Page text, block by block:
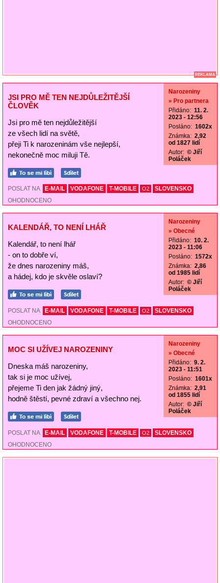
REKLAMA
JSI PRO MĚ TEN NEJDŮLEŽITĚJŠÍ
ČLOVĚK
Jsi pro mě ten nejdůležitější
ze všech lidí na světě,
přeji Ti k narozeninám vše nejlepší,
nekonečně moc miluji Tě.
Narozeniny
» Pro partnera
Přidáno: 11. 2.
2023 - 12:56
Posláno: 1602x
Známka: 2,92
od 1827 lidí
Autor: © Jiří
Poláček
POSLAT NA E-MAIL VODAFONE T-MOBILE O2
SLOVENSKO
OHODNOCENO
KALENDÁŘ, TO NENÍ LHÁŘ
Kalendář, to není lhář
- on to dobře ví,
že dnes narozeniny máš,
a hádej, kdo je skvěle oslaví?
Narozeniny
» Obecné
Přidáno: 10. 2.
2023 - 11:06
Posláno: 1572x
Známka: 2,86
od 1985 lidí
Autor: © Jiří
Poláček
POSLAT NA E-MAIL VODAFONE T-MOBILE O2
SLOVENSKO
OHODNOCENO
MOC SI UŽÍVEJ NAROZENINY
Dneska máš narozeniny,
tak si je moc užívej,
přejeme Ti den jak žádný jiný,
hodně štěstí, pevné zdraví a všechno nej.
Narozeniny
» Obecné
Přidáno: 9. 2.
2023 - 11:51
Posláno: 1601x
Známka: 2,91
od 1855 lidí
Autor: © Jiří
Poláček
POSLAT NA E-MAIL VODAFONE T-MOBILE O2
SLOVENSKO
OHODNOCENO